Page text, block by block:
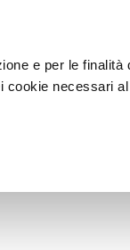
e per le finalità
cookie necessari